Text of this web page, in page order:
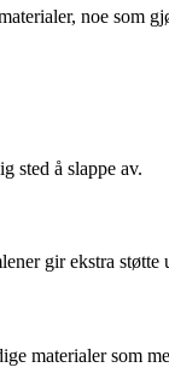
noe som
sted å slappe av.
gir ekstra støtte
materialer som